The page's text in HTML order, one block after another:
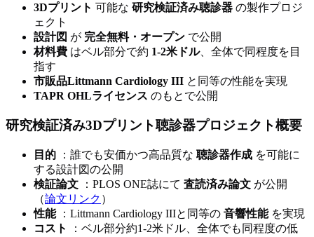
3Dプリント 可能な 研究検証済み聴診器 の製作プロジ
ェクト
設計図 が 完全無料・オープン で公開
材料費 はベル部分で約 1-2米ドル、全体で同程度を目
指す
市販品Littmann Cardiology III と同等の性能を実現
TAPR OHLライセンス のもとで公開
研究検証済み3Dプリント聴診器プロジェクト概要
目的 ：誰でも安価かつ高品質な 聴診器作成 を可能に
する設計図の公開
検証論文 ：PLOS ONE誌にて 査読済み論文 が公開
（論文リンク ）
性能：Littmann Cardiology IIIと同等の 音響性能を実現
コスト
：ベル部分約1-2米ドル、全体でも同程度の低